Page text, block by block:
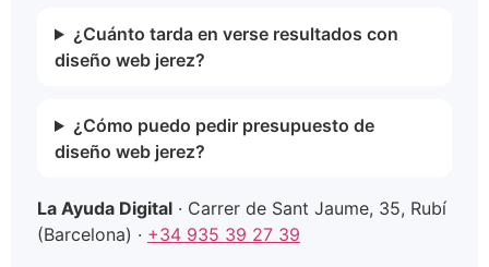
¿Cuánto tarda en verse resultados con
diseño web jerez?
¿Cómo puedo pedir presupuesto de
diseño web jerez?
La Ayuda Digital · Carrer de Sant Jaume, 35, Rubí
(Barcelona) · +34 935 39 27 39